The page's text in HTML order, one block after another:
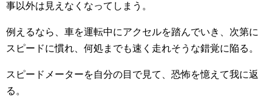
事以外は見えなくなってしまう。
例えるなら、車を運転中にアクセルを踏んでいき、次第に
スピードに慣れ、何処までも速く走れそうな錯覚に陥る。
スピードメーターを自分の目で見て、恐怖を憶えて我に返
る。